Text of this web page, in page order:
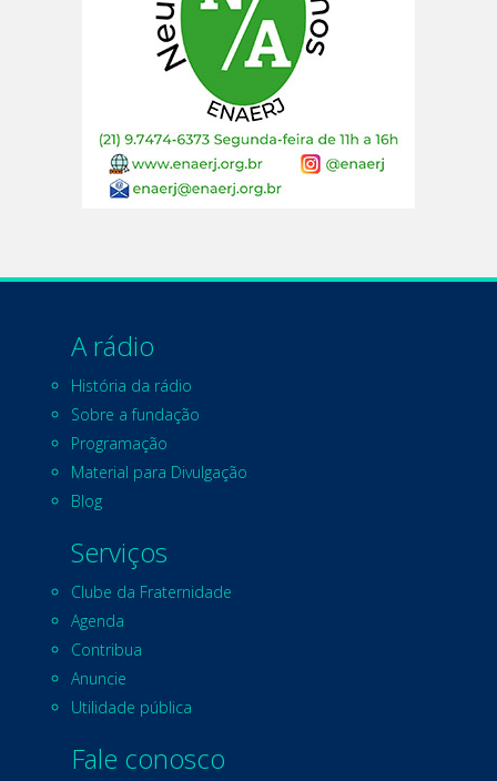
A rádio
História da rádio
Sobre a fundação
Programação
Material para Divulgação
Blog
Serviços
Clube da Fraternidade
Agenda
Contribua
Anuncie
Utilidade pública
Fale conosco